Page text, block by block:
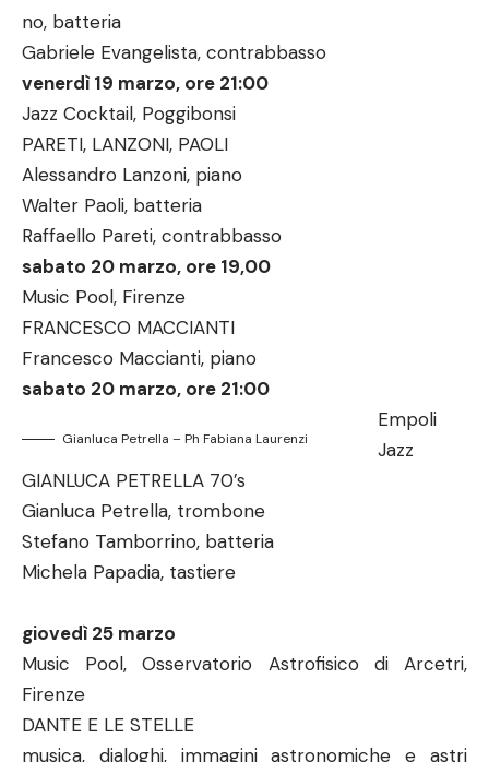
no, batteria
Gabriele Evangelista, contrabbasso
venerdì 19 marzo, ore 21:00
Jazz Cocktail, Poggibonsi
PARETI, LANZONI, PAOLI
Alessandro Lanzoni, piano
Walter Paoli, batteria
Raffaello Pareti, contrabbasso
sabato 20 marzo, ore 19,00
Music Pool, Firenze
FRANCESCO MACCIANTI
Francesco Maccianti, piano
sabato 20 marzo, ore 21:00
Gianluca Petrella – Ph Fabiana Laurenzi
Empoli
Jazz
GIANLUCA PETRELLA 70’s
Gianluca Petrella, trombone
Stefano Tamborrino, batteria
Michela Papadia, tastiere
giovedì 25 marzo
Music Pool, Osservatorio Astrofisico di Arcetri,
Firenze
DANTE E LE STELLE
musica, dialoghi, immagini astronomiche e astri